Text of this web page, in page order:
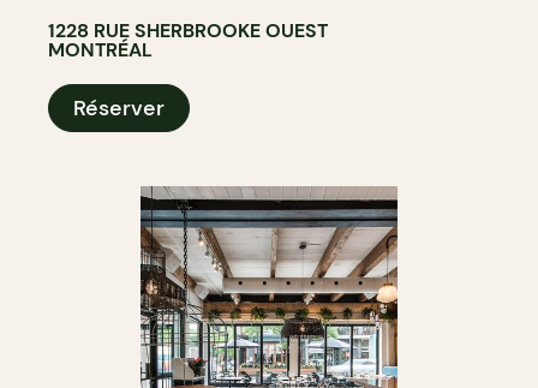
1228 RUE SHERBROOKE OUEST
MONTRÉAL
Réserver